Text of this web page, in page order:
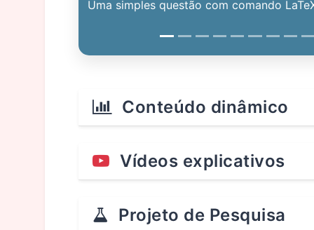
Uma simples questão com comando
Conteúdo dinâmico
Vídeos explicativos
Projeto de Pesquisa